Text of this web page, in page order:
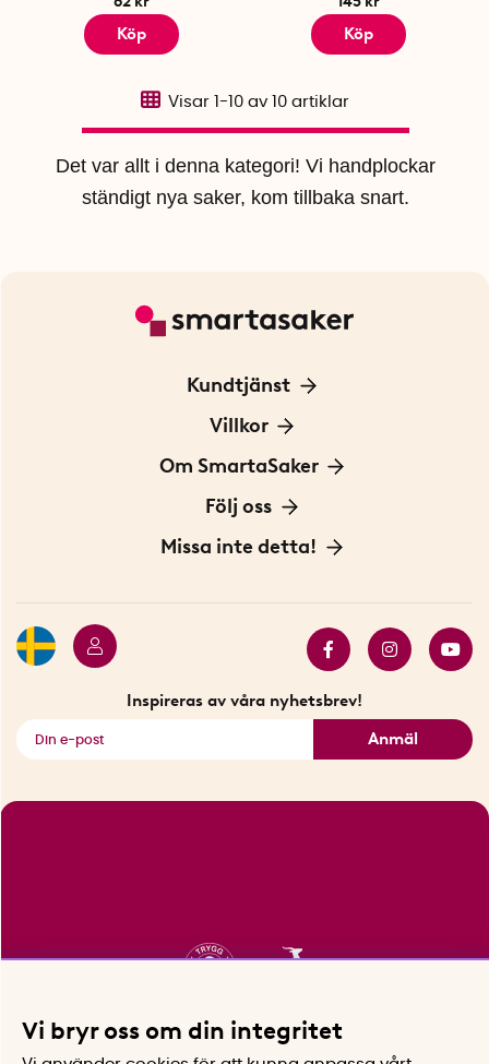
Köp Köp
Det var allt i denna kategori! Vi handplockar
ständigt nya saker, kom tillbaka snart.
Visar 1-10 av 10 artiklar
Kundtjänst
Kontakta oss
För Företag
Villkor
Frakt och leverans
Personuppgiftspolicy
Om SmartaSaker
Om oss
Vår historia
Följ oss
Blogg: Smarta tips
Missa inte detta!
Fyndhörnan
Inspireras av våra nyhetsbrev!
Anmäl
Vi bryr oss om din integritet